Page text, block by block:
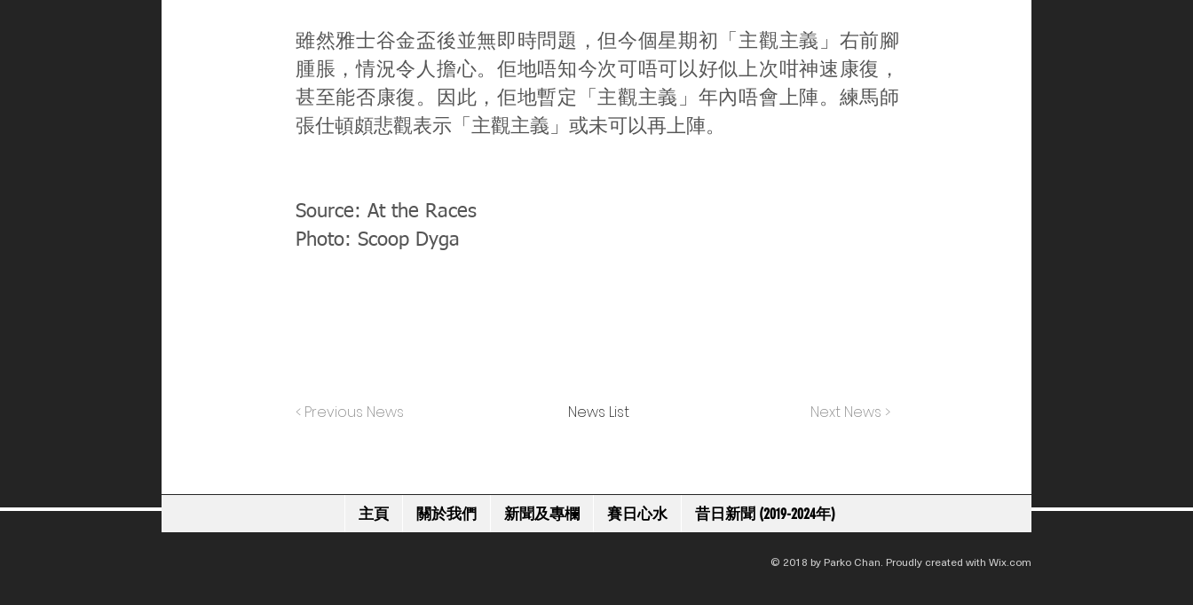
雖然雅士谷金盃後並無即時問題，但今個星期初「主觀主義」右前腳
腫脹，情況令人擔心。佢地唔知今次可唔可以好似上次咁神速康復，
甚至能否康復。因此，佢地暫定「主觀主義」年內唔會上陣。練馬師
張仕頓頗悲觀表示「主觀主義」或未可以再上陣。
Source: At the Races
Photo: Scoop Dyga
< Previous News News List Next News >
主頁 關於我們 新聞及專欄 賽日心水 昔日新聞 (2019-2024年)
© 2018 by Parko Chan. Proudly created with Wix.com